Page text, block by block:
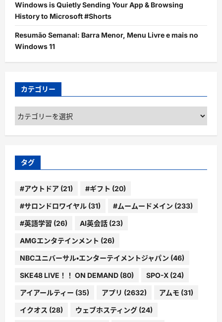
Windows is Quietly Sending Your App & Browsing
History to Microsoft #Shorts
Resumão Semanal: Barra Menor, Menu Livre e mais no
Windows 11
カテゴリー
カ
テ
ゴ
ー
タグ
#アウトドア (21) #ギフト (20)
#サロンドロワイヤル (31) #ムームードメイン (233)
#英語学習 (26) AI英会話 (23)
AMGエンタテインメント (26)
NBCユニバーサル・エンターテイメントジャパン (46)
SKE48 LIVE！！ ON DEMAND (80) SPO-X (24)
アイアールティー (35) アプリ (2632) アムモ (31)
イクオス (28) ウェブホスティング (24)